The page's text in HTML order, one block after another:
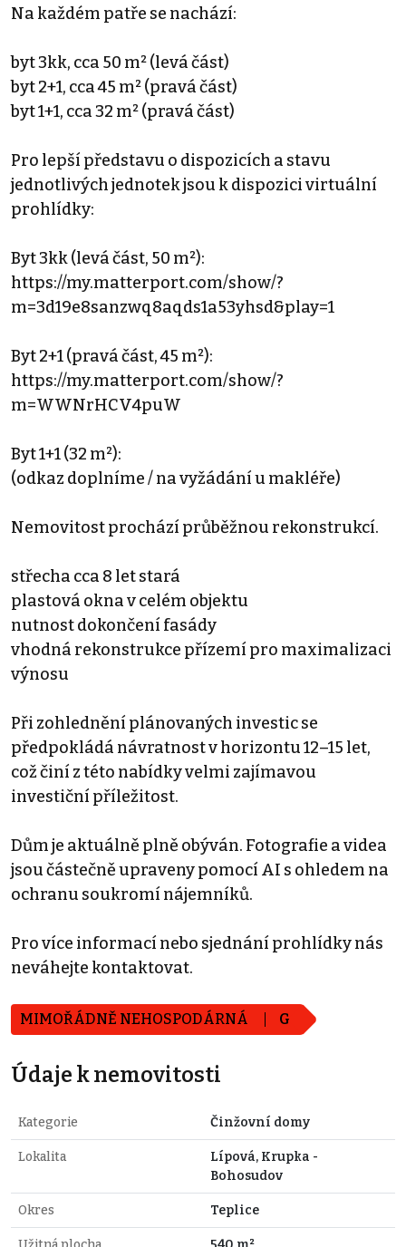
Na každém patře se nachází:
byt 3kk, cca 50 m² (levá část)
byt 2+1, cca 45 m² (pravá část)
byt 1+1, cca 32 m² (pravá část)
Pro lepší představu o dispozicích a stavu
jednotlivých jednotek jsou k dispozici virtuální
prohlídky:
Byt 3kk (levá část, 50 m²):
https://my.matterport.com/show/?
m=3d19e8sanzwq8aqds1a53yhsd&play=1
Byt 2+1 (pravá část, 45 m²):
https://my.matterport.com/show/?
m=WWNrHCV4puW
Byt 1+1 (32 m²):
(odkaz doplníme / na vyžádání u makléře)
Nemovitost prochází průběžnou rekonstrukcí.
střecha cca 8 let stará
plastová okna v celém objektu
nutnost dokončení fasády
vhodná rekonstrukce přízemí pro maximalizaci
výnosu
Při zohlednění plánovaných investic se
předpokládá návratnost v horizontu 12–15 let,
což činí z této nabídky velmi zajímavou
investiční příležitost.
Dům je aktuálně plně obýván. Fotografie a videa
jsou částečně upraveny pomocí AI s ohledem na
ochranu soukromí nájemníků.
Pro více informací nebo sjednání prohlídky nás
neváhejte kontaktovat.
MIMOŘÁDNĚ NEHOSPODÁRNÁ G
Údaje k nemovitosti
Kategorie Činžovní domy
Lokalita
Lípová, Krupka -
Bohosudov
Okres Teplice